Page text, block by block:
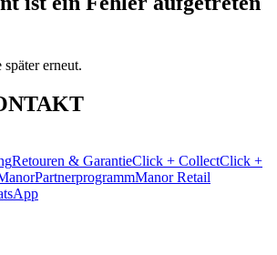
später erneut.
Retouren & GarantieClick + CollectClick +
PartnerprogrammManor Retail